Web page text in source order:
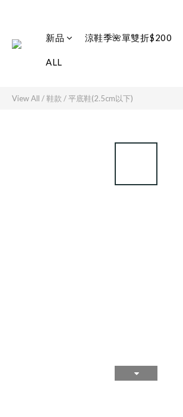
新品 涼鞋季🌺單雙折$200
ALL
View All /鞋款 /平底鞋(2.5cm以下)